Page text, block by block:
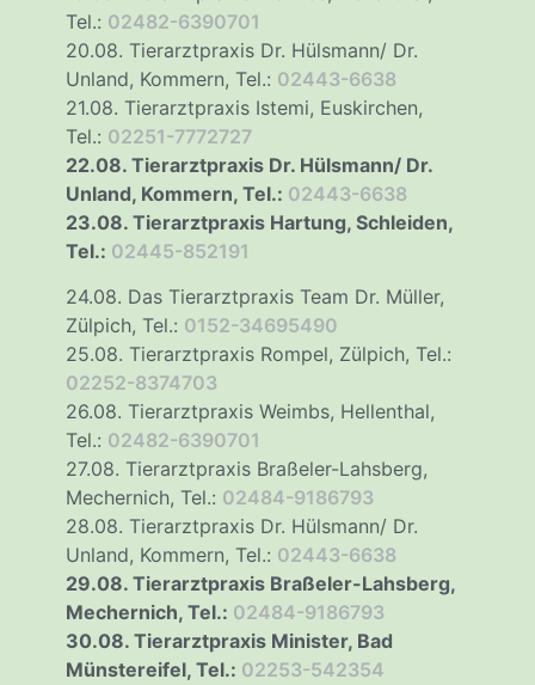
Tel.: 02482-6390701
20.08. Tierarztpraxis Dr. Hülsmann/ Dr.
Unland, Kommern, Tel.: 02443-6638
21.08. Tierarztpraxis Istemi, Euskirchen,
Tel.: 02251-7772727
22.08. Tierarztpraxis Dr. Hülsmann/ Dr.
Unland, Kommern, Tel.: 02443-6638
23.08. Tierarztpraxis Hartung, Schleiden,
Tel.: 02445-852191
24.08. Das Tierarztpraxis Team Dr. Müller,
Zülpich, Tel.: 0152-34695490
25.08. Tierarztpraxis Rompel, Zülpich, Tel.:
02252-8374703
26.08. Tierarztpraxis Weimbs, Hellenthal,
Tel.: 02482-6390701
27.08. Tierarztpraxis Braßeler-Lahsberg,
Mechernich, Tel.: 02484-9186793
28.08. Tierarztpraxis Dr. Hülsmann/ Dr.
Unland, Kommern, Tel.: 02443-6638
29.08. Tierarztpraxis Braßeler-Lahsberg,
Mechernich, Tel.: 02484-9186793
30.08. Tierarztpraxis Minister, Bad
Münstereifel, Tel.: 02253-542354